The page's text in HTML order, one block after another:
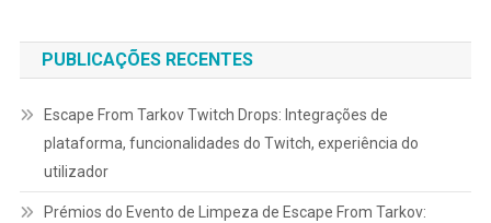
PUBLICAÇÕES RECENTES
Escape From Tarkov Twitch Drops: Integrações de
plataforma, funcionalidades do Twitch, experiência do
utilizador
Prémios do Evento de Limpeza de Escape From Tarkov: